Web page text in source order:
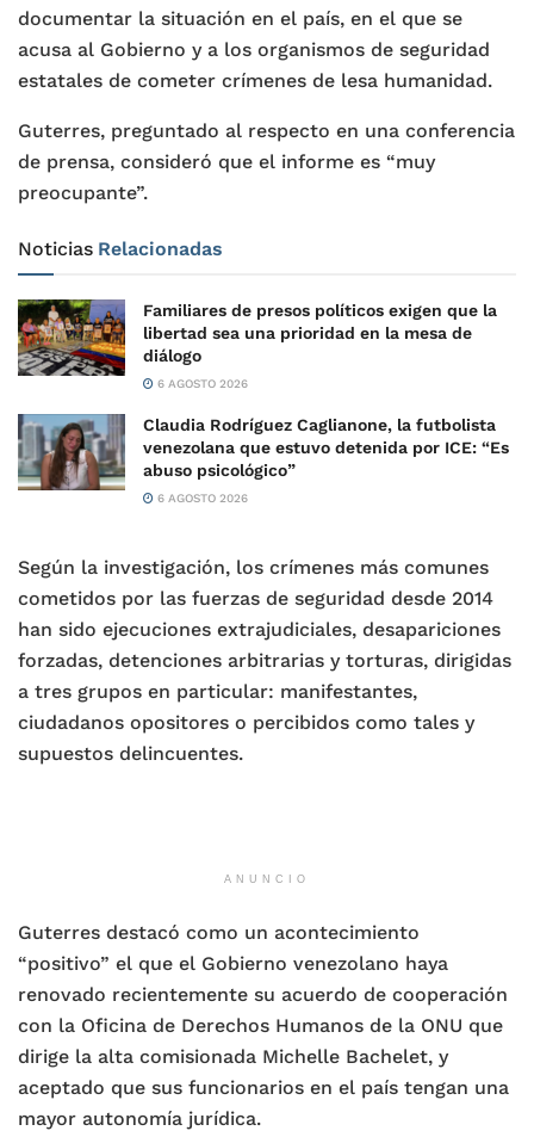
documentar la situación en el país, en el que se
acusa al Gobierno y a los organismos de seguridad
estatales de cometer crímenes de lesa humanidad.
Guterres, preguntado al respecto en una conferencia
de prensa, consideró que el informe es “muy
preocupante”.
Noticias Relacionadas
Familiares de presos políticos exigen que la
libertad sea una prioridad en la mesa de
diálogo
6 AGOSTO 2026
Claudia Rodríguez Caglianone, la futbolista
venezolana que estuvo detenida por ICE: “Es
abuso psicológico”
6 AGOSTO 2026
Según la investigación, los crímenes más comunes
cometidos por las fuerzas de seguridad desde 2014
han sido ejecuciones extrajudiciales, desapariciones
forzadas, detenciones arbitrarias y torturas, dirigidas
a tres grupos en particular: manifestantes,
ciudadanos opositores o percibidos como tales y
supuestos delincuentes.
ANUNCIO
Guterres destacó como un acontecimiento
“positivo” el que el Gobierno venezolano haya
renovado recientemente su acuerdo de cooperación
con la Oficina de Derechos Humanos de la ONU que
dirige la alta comisionada Michelle Bachelet, y
aceptado que sus funcionarios en el país tengan una
mayor autonomía jurídica.